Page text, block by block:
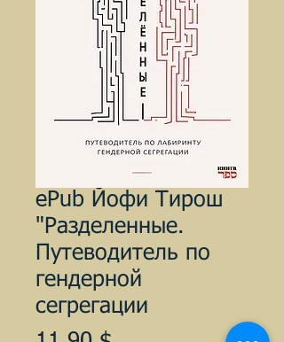
ePub Йофи Тирош
"Разделенные.
Путеводитель по
гендерной
сегрегации